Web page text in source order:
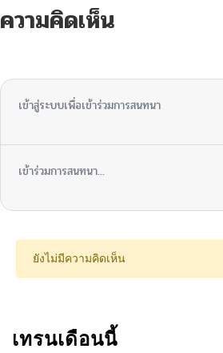
ตอนที่ 142
ตอนที่ 140
ตอนที่ 137
ตอนที่ 135
ความคิดเห็น
เข้าสู่ระบบเพื่อเข้าร่วมการสนทนา
เข้าร่วมการสนทนา...
ยังไม่มีความคิดเห็น
เทรนเดือนนี้